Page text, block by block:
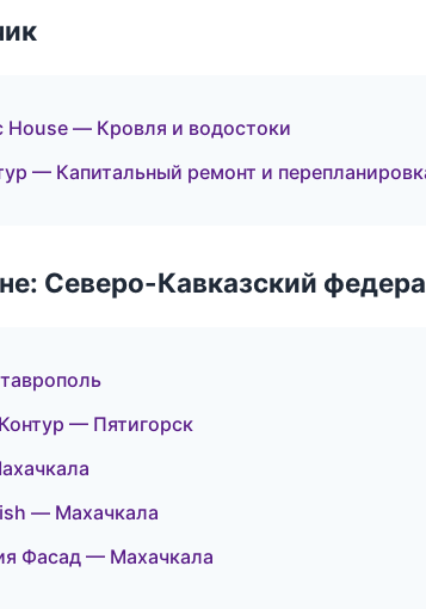
— Кровля и водостоки
— Капитальный ремонт и
Северо-Кавказский
— Пятигорск
— Махачкала
Фасад — Махачкала